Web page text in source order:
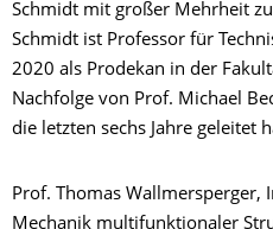
Schmidt mit großer Mehrheit
Schmidt ist Professor für
2020 als Prodekan in der
Nachfolge von Prof. Michael
die letzten sechs Jahre geleitet
Prof. Thomas Wallmersperger,
Mechanik multifunktionaler